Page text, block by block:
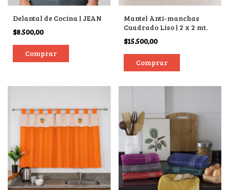
Delantal de Cocina | JEAN
$8.500,00
Mantel Anti-manchas
Cuadrado Liso | 2 x 2 mt.
$15.500,00